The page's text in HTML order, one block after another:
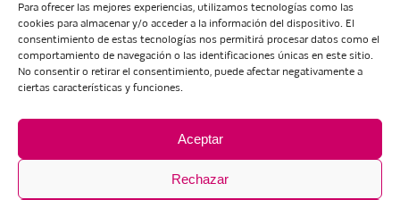
Para ofrecer las mejores experiencias, utilizamos tecnologías como las
cookies para almacenar y/o acceder a la información del dispositivo. El
consentimiento de estas tecnologías nos permitirá procesar datos como el
comportamiento de navegación o las identificaciones únicas en este sitio.
No consentir o retirar el consentimiento, puede afectar negativamente a
ciertas características y funciones.
Aceptar
Rechazar
Escuela de Arte de Zaragoza
María Zambrano, 5
50018 Zaragoza
eartezaragoza@educa.aragon.es